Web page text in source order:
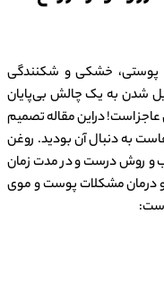
پوستی، خشکی و شکنندگی
شدن به یک چالش بی‌پایان
است! دراین مقاله تصمیم
به دنبال آن بودید. روغن
و روش درست و در مدت زمان
و درمان مشکلات پوست و موی